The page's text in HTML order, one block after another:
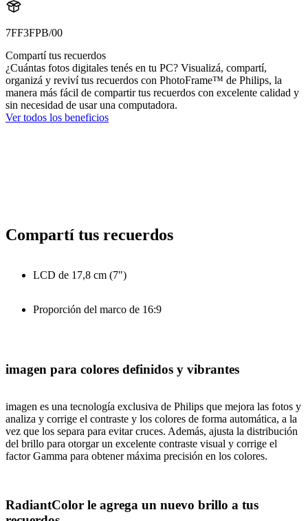
7FF3FPB/00
Compartí tus recuerdos
¿Cuántas fotos digitales tenés en tu PC? Visualizá, compartí,
organizá y reviví tus recuerdos con PhotoFrame™ de Philips, la
manera más fácil de compartir tus recuerdos con excelente calidad y
sin necesidad de usar una computadora.
Ver todos los beneficios
Compartí tus recuerdos
LCD de 17,8 cm (7")
Proporción del marco de 16:9
imagen para colores definidos y vibrantes
imagen es una tecnología exclusiva de Philips que mejora las fotos y
analiza y corrige el contraste y los colores de forma automática, a la
vez que los separa para evitar cruces. Además, ajusta la distribución
del brillo para otorgar un excelente contraste visual y corrige el
factor Gamma para obtener máxima precisión en los colores.
RadiantColor le agrega un nuevo brillo a tus